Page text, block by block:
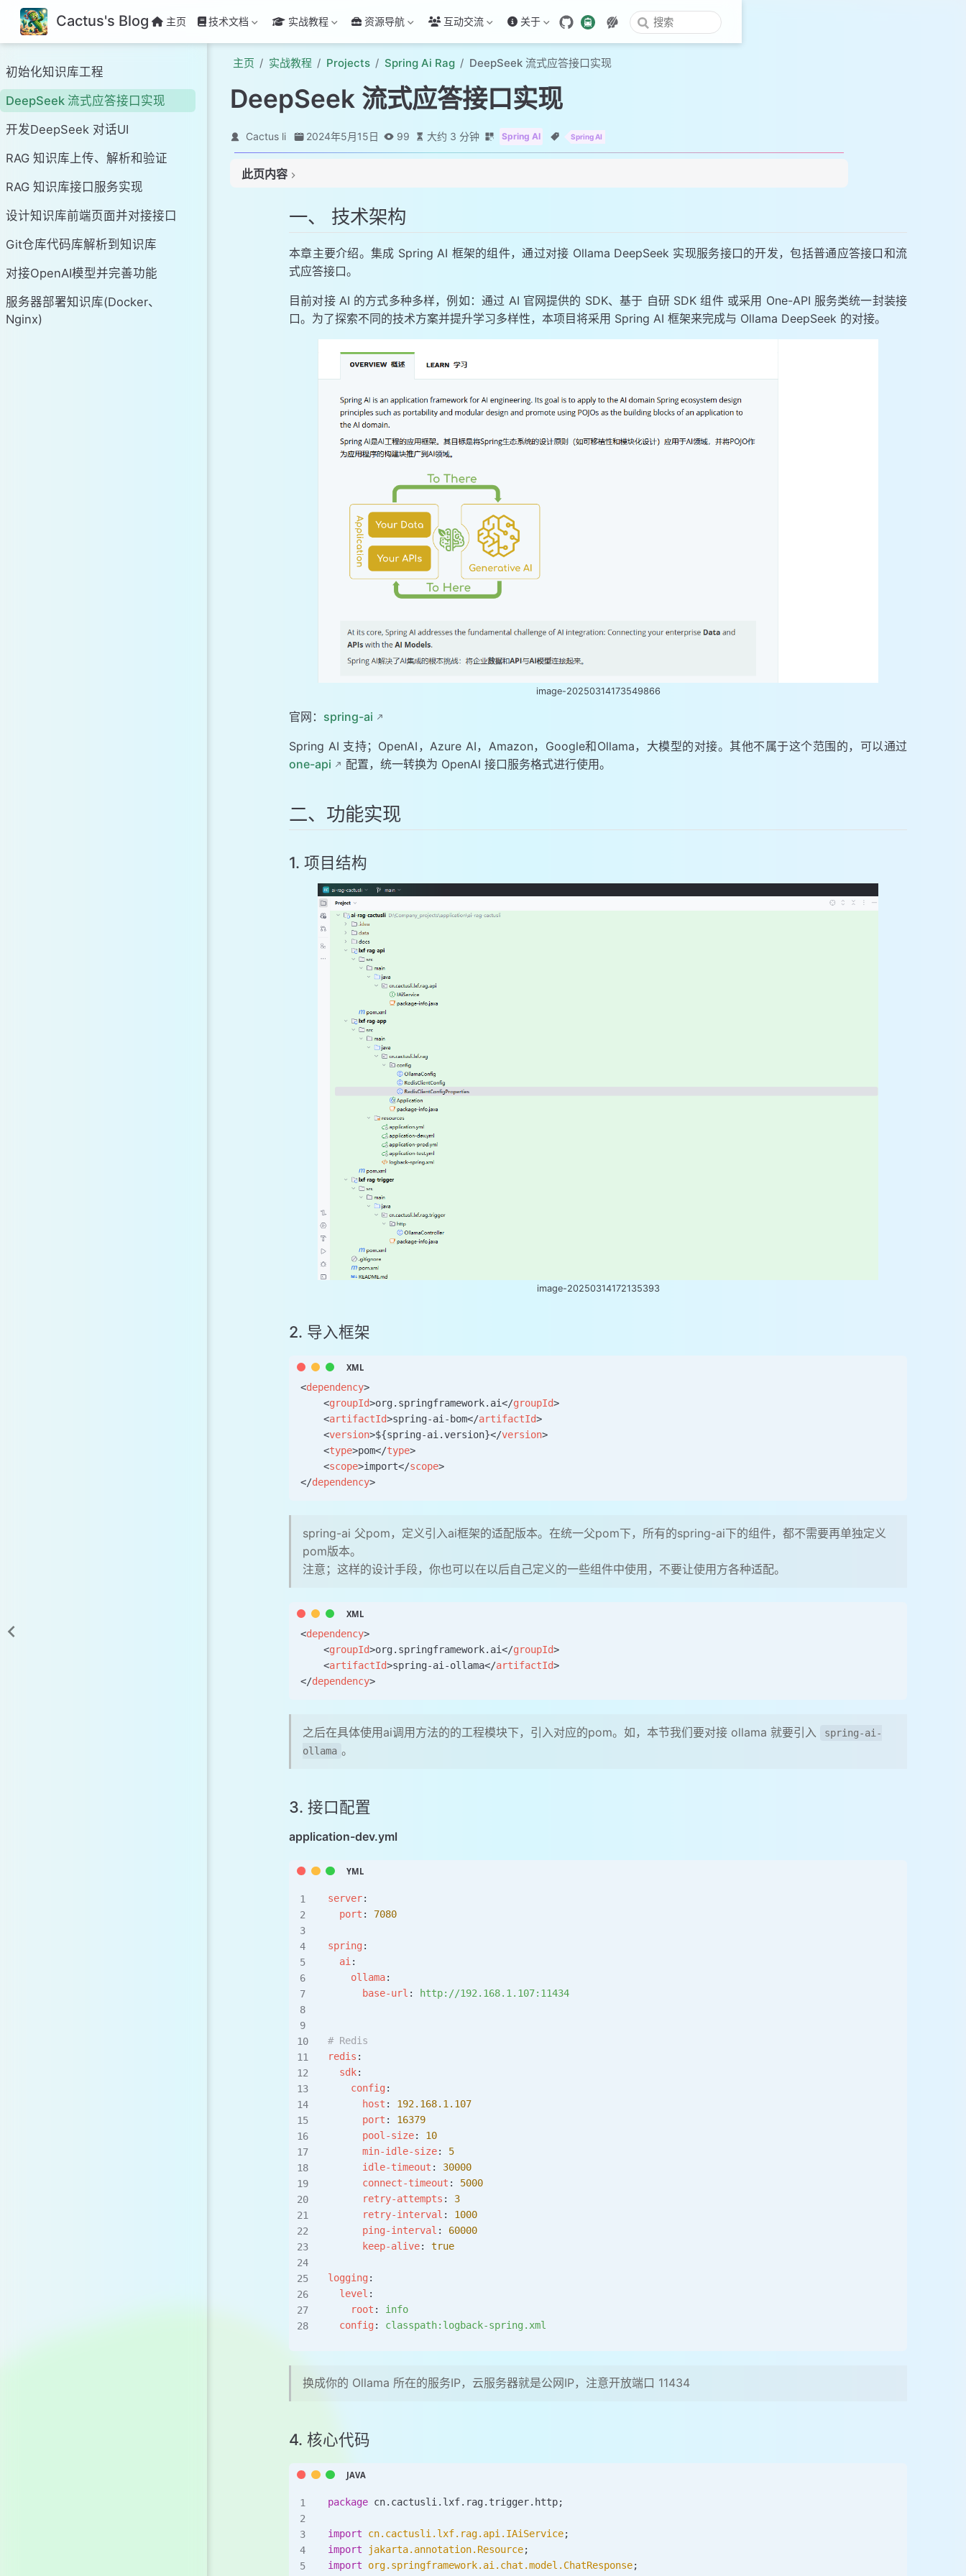
Cactus's Blog 主页 技术文档 实战教程 资源导航 互动交流 关于
初始化知识库工程
DeepSeek 流式应答接口实现
开发DeepSeek 对话UI
RAG 知识库上传、解析和验证
RAG 知识库接口服务实现
设计知识库前端页面并对接接口
Git仓库代码库解析到知识库
对接OpenAI模型并完善功能
服务器部署知识库(Docker、
Nginx)
主页 实战教程 Projects Spring Ai Rag DeepSeek 流式应答接口实现
DeepSeek 流式应答接口实现
Cactus li 2024年5月15日 99 大约 3 分钟 Spring AI Spring AI
此页内容
二、功能实现
1. 项目结构
2. 导入框架
3. 接口配置
4. 核心代码
三、验证测试
一、 技术架构
本章主要介绍。集成 Spring AI 框架的组件，通过对接 Ollama DeepSeek 实现服务接口的开发，包括普通应答接口和流
式应答接口。
目前对接 AI 的方式多种多样，例如：通过 AI 官网提供的 SDK、基于 自研 SDK 组件 或采用 One-API 服务类统一封装接
口。为了探索不同的技术方案并提升学习多样性，本项目将采用 Spring AI 框架来完成与 Ollama DeepSeek 的对接。
image-20250314173549866
官网： spring-ai
Spring AI 支持；OpenAI，Azure AI，Amazon，Google和Ollama，大模型的对接。其他不属于这个范围的，可以通过
one-api
配置，统一转换为 OpenAI 接口服务格式进行使用。
二、功能实现
1. 项目结构
image-20250314172135393
2. 导入框架
<dependency>
    <
groupId>org.springframework.ai</groupId>
    <
artifactId>spring-ai-bom</artifactId>
    <
version>${spring-ai.version}</version>
    <
type>pom</type>
    <
scope>import</scope>
</dependency>
spring-ai 父pom，定义引入ai框架的适配版本。在统一父pom下，所有的spring-ai下的组件，都不需要再单独定义
pom版本。
注意；这样的设计手段，你也可以在以后自己定义的一些组件中使用，不要让使用方各种适配。
<dependency>
    <
groupId>org.springframework.ai</groupId>
    <
artifactId>spring-ai-ollama</artifactId>
</dependency>
之后在具体使用ai调用方法的的工程模块下，引入对应的pom。如，本节我们要对接 ollama 就要引入
spring-ai-
ollama 。
3. 接口配置
application-dev.yml
server:
  port
: 7080
spring :
  ai
:
    ollama
:
      base-url
: http://192.168.1.107:11434
# Redis
redis :
  sdk
:
    config
:
      host
: 192.168.1.107
      port
: 16379
      pool-size
: 10
      min-idle-size
: 5
      idle-timeout
: 30000
      connect-timeout
: 5000
      retry-attempts
: 3
      retry-interval
: 1000
      ping-interval
: 60000
      keep-alive
: true
logging :
  level
:
    root
: info
  config
: classpath:logback-spring.xml
换成你的 Ollama 所在的服务IP，云服务器就是公网IP，注意开放端口 11434
4. 核心代码
package cn.cactusli.lxf.rag.trigger.http;
import cn.cactusli.lxf.rag.api.IAiService;
import jakarta.annotation.Resource;
import org.springframework.ai.chat.model.ChatResponse;